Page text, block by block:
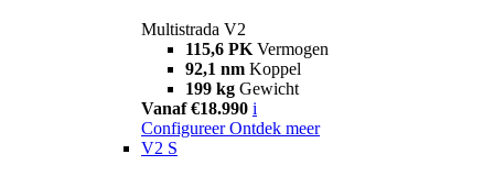
Multistrada V2
115,6 PK Vermogen
92,1 nm Koppel
199 kg Gewicht
Vanaf €18.990 i
Configureer Ontdek meer
V2 S